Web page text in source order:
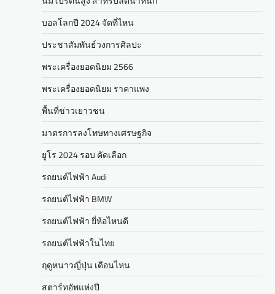
บอลโลกปี 2024 จัดที่ไหน
ประชาสัมพันธ์วงการศิลปะ
พระเครื่องยอดนิยม 2566
พระเครื่องยอดนิยม ราคาแพง
พื้นที่ข่าวเยาวชน
มาตรการลงโทษทางเศรษฐกิจ
ยูโร 2024 รอบ คัดเลือก
รถยนต์ไฟฟ้า Audi
รถยนต์ไฟฟ้า BMW
รถยนต์ไฟฟ้า ยี่ห้อไหนดี
รถยนต์ไฟฟ้าในไทย
ฤดูหนาวญี่ปุ่น เดือนไหน
สตาร์ทอัพแห่งปี